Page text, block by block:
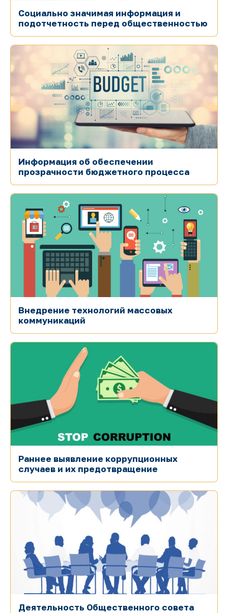
Социально значимая информация и
подотчетность перед общественностью
Информация об обеспечении
прозрачности бюджетного процесса
Внедрение технологий массовых
коммуникаций
Раннее выявление коррупционных
случаев и их предотвращение
Деятельность Общественного совета